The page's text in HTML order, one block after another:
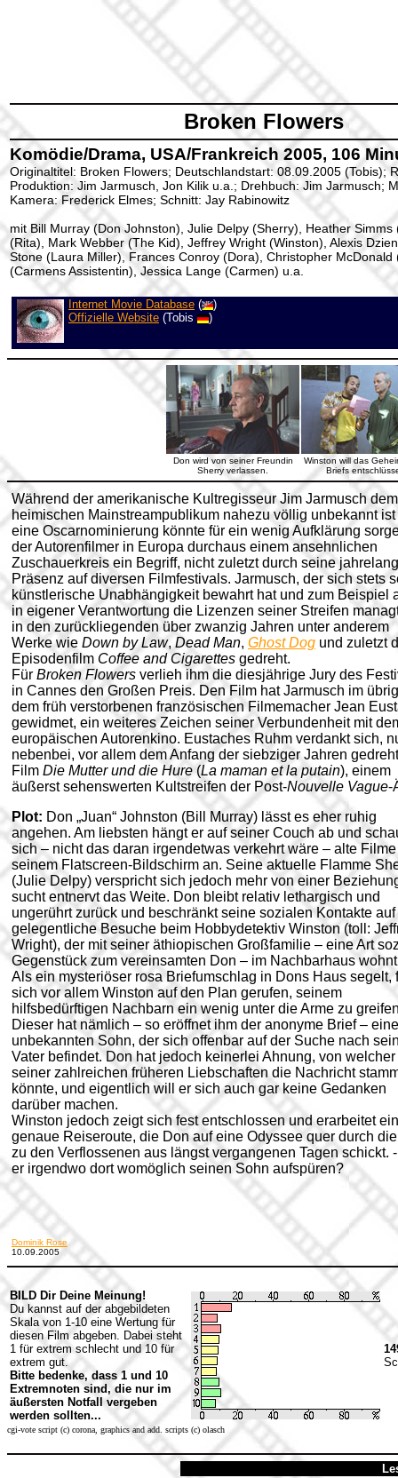
Broken Flowers
Komödie/Drama, USA/Frankreich 2005, 106
Originaltitel: Broken Flowers; Deutschlandstart: 08.09.2005 (Tobis);
Produktion: Jim Jarmusch , Jon Kilik u.a. ; Drehbuch: Jim Jarmusch;
Kamera: Frederick Elmes; Schnitt: Jay Rabinowitz
mit Bill Murray (Don Johnston), Julie Delpy (Sherry), Heather
(Rita), Mark Webber (The Kid), Jeffrey Wright (Winston), Alexis
Stone (Laura Miller), Frances Conroy (Dora), Christopher McDonald
(Carmens Assistentin), Jessica Lange (Carmen) u.a.
Internet Movie Database (
)
Offizielle Website (Tobis )
Don wird von seiner Freundin
Sherry verlassen.
Winston will das
Briefs
Während der amerikanische Kultregisseur Jim Jarmusch dem
heimischen Mainstreampublikum nahezu völlig unbekannt ist
eine Oscarnominierung könnte für ein wenig Aufklärung
der Autorenfilmer in Europa durchaus einem ansehnlichen
Zuschauerkreis ein Begriff, nicht zuletzt durch seine
Präsenz auf diversen Filmfestivals. Jarmusch, der sich stets
künstlerische Unabhängigkeit bewahrt hat und zum Beispiel
in eigener Verantwortung die Lizenzen seiner Streifen
in den zurückliegenden über zwanzig Jahren unter anderem
Werke wie Down by Law, Dead Man, Ghost Dog und zuletzt
Episodenfilm Coffee and Cigarettes gedreht.
Für Broken Flowers verlieh ihm die diesjährige Jury des
in Cannes den Großen Preis. Den Film hat Jarmusch im
dem früh verstorbenen französischen Filmemacher Jean
gewidmet, ein weiteres Zeichen seiner Verbundenheit mit
europäischen Autorenkino. Eustaches Ruhm verdankt sich,
nebenbei, vor allem dem Anfang der siebziger Jahren
Film Die Mutter und die Hure (La maman et la putain), einem
äußerst sehenswerten Kultstreifen der Post-Nouvelle Vague-
Plot: Don „Juan“ Johnston (Bill Murray) lässt es eher ruhig
angehen. Am liebsten hängt er auf seiner Couch ab und
sich – nicht das daran irgendetwas verkehrt wäre – alte
seinem Flatscreen-Bildschirm an. Seine aktuelle Flamme
(Julie Delpy) verspricht sich jedoch mehr von einer
sucht entnervt das Weite. Don bleibt relativ lethargisch und
ungerührt zurück und beschränkt seine sozialen Kontakte auf
gelegentliche Besuche beim Hobbydetektiv Winston (toll:
Wright), der mit seiner äthiopischen Großfamilie – eine Art
Gegenstück zum vereinsamten Don – im Nachbarhaus
Als ein mysteriöser rosa Briefumschlag in Dons Haus segelt,
sich vor allem Winston auf den Plan gerufen, seinem
hilfsbedürftigen Nachbarn ein wenig unter die Arme zu
Dieser hat nämlich – so eröffnet ihm der anonyme Brief –
unbekannten Sohn, der sich offenbar auf der Suche nach
Vater befindet. Don hat jedoch keinerlei Ahnung, von welcher
seiner zahlreichen früheren Liebschaften die Nachricht
könnte, und eigentlich will er sich auch gar keine Gedanken
darüber machen.
Winston jedoch zeigt sich fest entschlossen und erarbeitet
genaue Reiseroute, die Don auf eine Odyssee quer durch
zu den Verflossenen aus längst vergangenen Tagen schickt.
er irgendwo dort womöglich seinen Sohn aufspüren?
Dominik Rose
10.09.2005
BILD Dir Deine Meinung!
Du kannst auf der abgebildeten
Skala von 1-10 eine Wertung für
diesen Film abgeben. Dabei steht
1 für extrem schlecht und 10 für
extrem gut.
Bitte bedenke, dass 1 und 10
Extremnoten sind, die nur im
äußersten Notfall vergeben
werden sollten...
cgi-vote script (c) corona, graphics and add. scripts (c) olasch